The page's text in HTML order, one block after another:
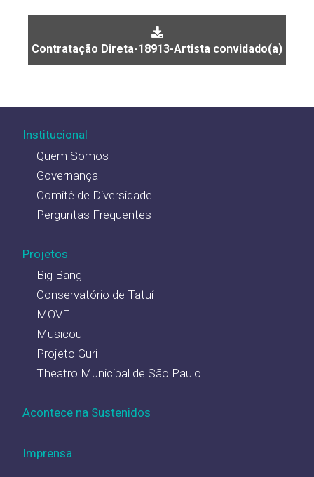
Contratação Direta-18913-Artista convidado(a) para
Institucional
Quem Somos
Governança
Comitê de Diversidade
Perguntas Frequentes
Projetos
Big Bang
Conservatório de Tatuí
MOVE
Musicou
Projeto Guri
Theatro Municipal de São Paulo
Acontece na Sustenidos
Imprensa